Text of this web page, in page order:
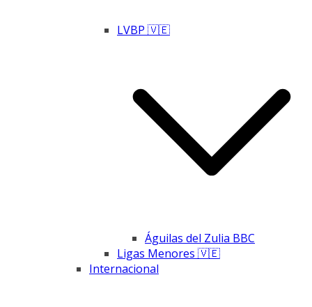
LVBP 🇻🇪
Águilas del Zulia BBC
Ligas Menores 🇻🇪
Internacional